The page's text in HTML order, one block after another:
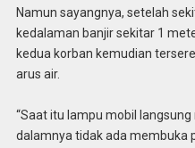
Namun sayangnya, setelah
kedalaman banjir sekitar 1
kedua korban kemudian
arus air.
“Saat itu lampu mobil
dalamnya tidak ada membuka